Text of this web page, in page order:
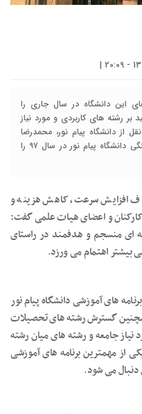
این دانشگاه در سال جاری را
رشته های کاربردی و مورد نیاز
از دانشگاه پیام نور، محمدرضا
زمانی برنامه های آموزشی، پژوهشی و فرهنگی دانشگاه پیام نور در سال ۹۷ را
افزایش سرعت، کاهش هزینه و
و اعضای هیات علمی گفت:
۹۷ با اجرای برنامه ای منسجم و هدفمند در راستای
بیشتر اهتمام می ورزد.
های آموزشی دانشگاه پیام نور
و همچنین گسترش رشته های تحصیلات
نیاز جامعه و رشته های میان رشته
از مهمترین برنامه های آموزشی
.